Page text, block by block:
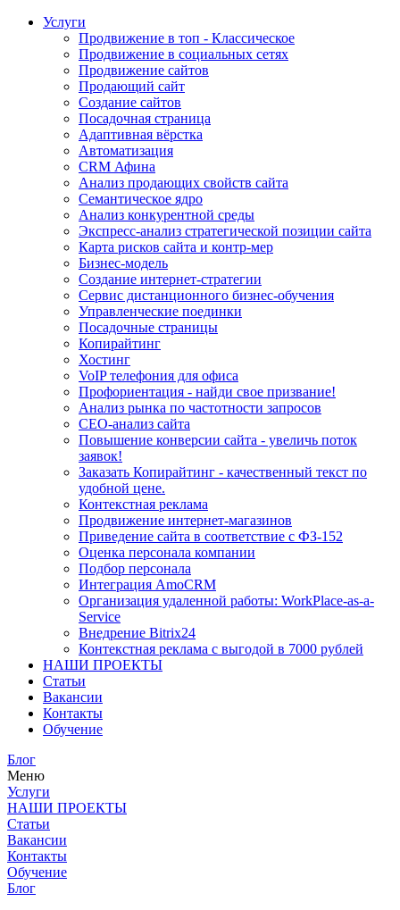
Услуги
Продвижение в топ - Классическое
Продвижение в социальных сетях
Продвижение сайтов
Продающий сайт
Создание сайтов
Посадочная страница
Адаптивная вёрстка
Автоматизация
CRM Афина
Анализ продающих свойств сайта
Семантическое ядро
Анализ конкурентной среды
Экспресс-анализ стратегической позиции сайта
Карта рисков сайта и контр-мер
Бизнес-модель
Создание интернет-стратегии
Сервис дистанционного бизнес-обучения
Управленческие поединки
Посадочные страницы
Копирайтинг
Хостинг
VoIP телефония для офиса
Профориентация - найди свое призвание!
Анализ рынка по частотности запросов
СЕО-анализ сайта
Повышение конверсии сайта - увеличь поток
заявок!
Заказать Копирайтинг - качественный текст по
удобной цене.
Контекстная реклама
Продвижение интернет-магазинов
Приведение сайта в соответствие с ФЗ-152
Оценка персонала компании
Подбор персонала
Интеграция AmoCRM
Организация удаленной работы: WorkPlace-as-a-
Service
Внедрение Bitrix24
Контекстная реклама с выгодой в 7000 рублей
НАШИ ПРОЕКТЫ
Статьи
Вакансии
Контакты
Обучение
Блог
Меню
Услуги
НАШИ ПРОЕКТЫ
Статьи
Вакансии
Контакты
Обучение
Блог